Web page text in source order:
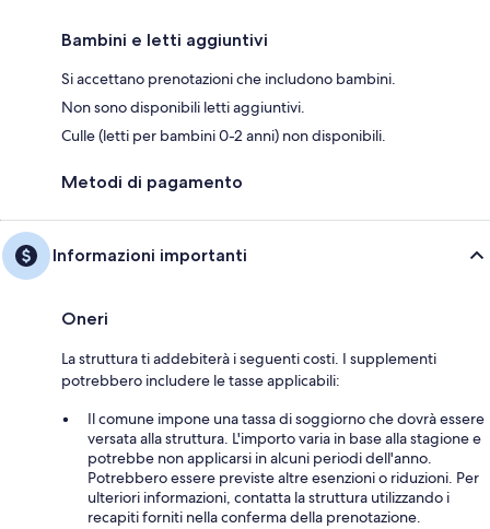
Bambini e letti aggiuntivi
Si accettano prenotazioni che includono bambini.
Non sono disponibili letti aggiuntivi.
Culle (letti per bambini 0-2 anni) non disponibili.
Metodi di pagamento
Informazioni importanti
Oneri
La struttura ti addebiterà i seguenti costi. I supplementi
potrebbero includere le tasse applicabili:
Il comune impone una tassa di soggiorno che dovrà essere
versata alla struttura. L'importo varia in base alla stagione e
potrebbe non applicarsi in alcuni periodi dell'anno.
Potrebbero essere previste altre esenzioni o riduzioni. Per
ulteriori informazioni, contatta la struttura utilizzando i
recapiti forniti nella conferma della prenotazione.